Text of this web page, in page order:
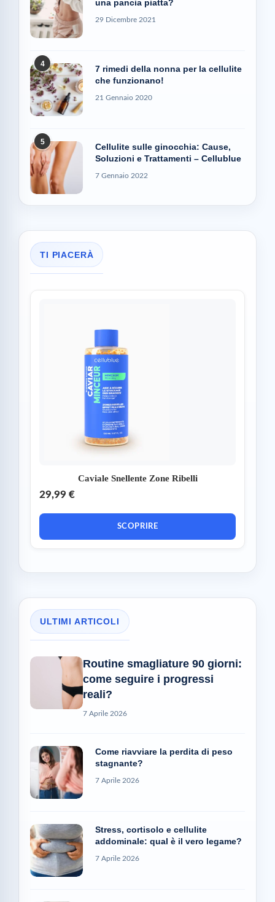
una pancia piatta?
29 Dicembre 2021
4
7 rimedi della nonna per la cellulite
che funzionano!
21 Gennaio 2020
5
Cellulite sulle ginocchia: Cause,
Soluzioni e Trattamenti – Cellublue
7 Gennaio 2022
TI PIACERÀ
Caviale Snellente Zone Ribelli
29,99 €
SCOPRIRE
ULTIMI ARTICOLI
Routine smagliature 90 giorni:
come seguire i progressi
reali?
7 Aprile 2026
Come riavviare la perdita di peso
stagnante?
7 Aprile 2026
Stress, cortisolo e cellulite
addominale: qual è il vero legame?
7 Aprile 2026